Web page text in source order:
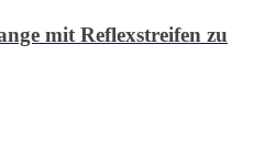
mit Reflexstreifen zu